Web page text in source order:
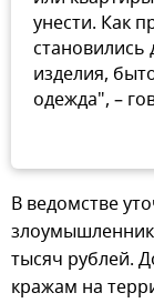
унести. Как
изделия,
одежда", –
В ведомстве
тысяч рублей.
кражам на